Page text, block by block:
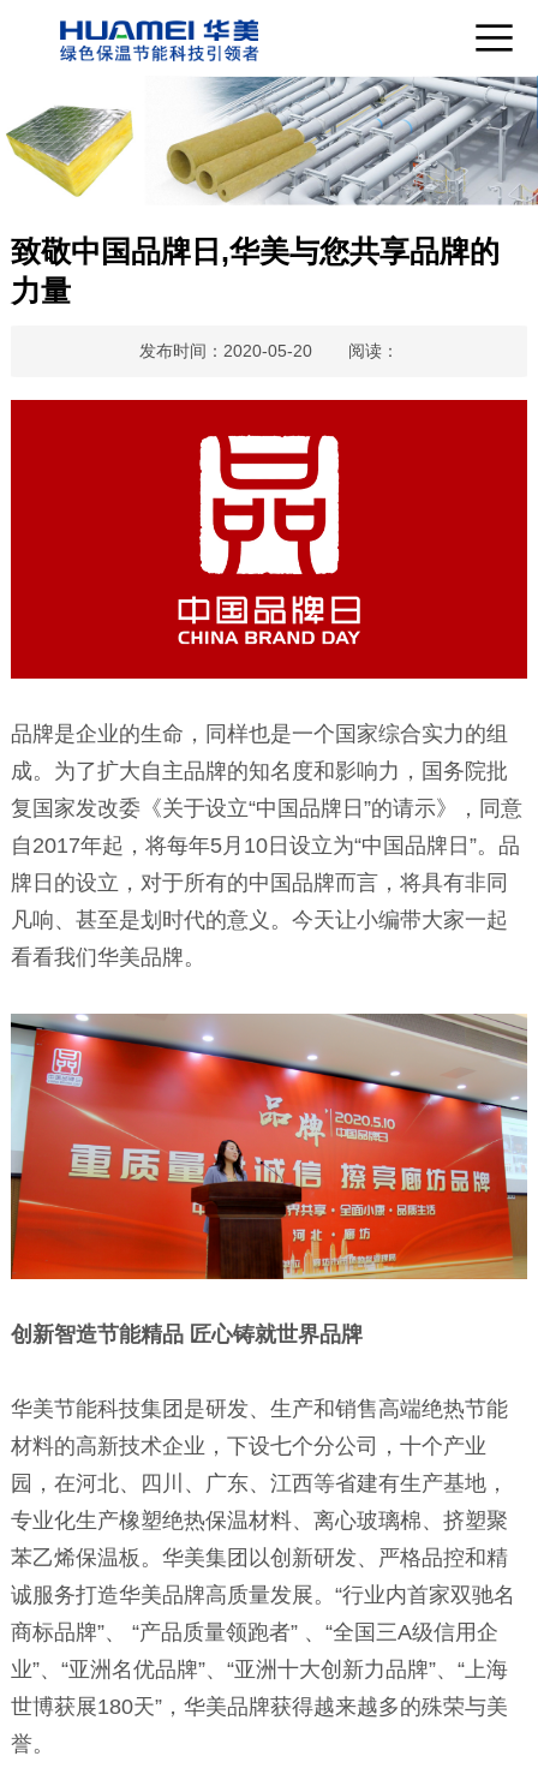
致敬中国品牌日,华美与您共享品牌的
力量
发布时间：2020-05-20 阅读：
品牌是企业的生命，同样也是一个国家综合实力的组
成。为了扩大自主品牌的知名度和影响力，国务院批
复国家发改委《关于设立“中国品牌日”的请示》，同意
自2017年起，将每年5月10日设立为“中国品牌日”。品
牌日的设立，对于所有的中国品牌而言，将具有非同
凡响、甚至是划时代的意义。今天让小编带大家一起
看看我们华美品牌。
创新智造节能精品 匠心铸就世界品牌
华美节能科技集团是研发、生产和销售高端绝热节能
材料的高新技术企业，下设七个分公司，十个产业
园，在河北、四川、广东、江西等省建有生产基地，
专业化生产橡塑绝热保温材料、离心玻璃棉、挤塑聚
苯乙烯保温板。华美集团以创新研发、严格品控和精
诚服务打造华美品牌高质量发展。“行业内首家双驰名
商标品牌”、 “产品质量领跑者” 、“全国三A级信用企
业”、“亚洲名优品牌”、“亚洲十大创新力品牌”、“上海
世博获展180天”，华美品牌获得越来越多的殊荣与美
誉。